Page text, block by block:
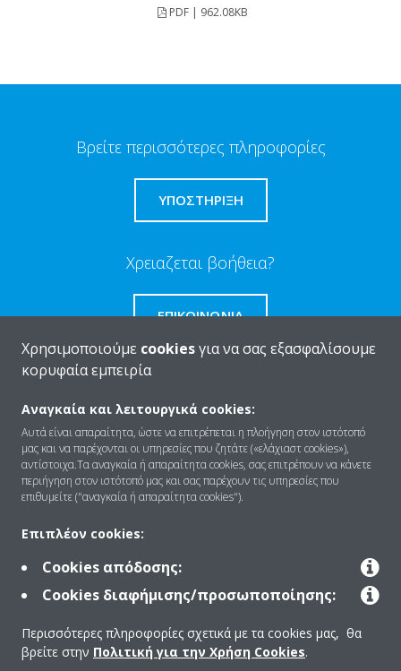
PDF | 962.08KB
Βρείτε περισσότερες πληροφορίες
ΥΠΟΣΤΗΡΙΞΗ
Χρειαζεται βοήθεια?
ΕΠΙΚΟΙΝΩΝΊΑ
Ποιοι είμαστε
Λύσεις
Επικοινωνία
Products
Χρησιμοποιούμε cookiesγια να σας εξασφαλίσουμε
κορυφαία εμπειρία
Αναγκαία και λειτουργικά cookies:
Αυτά είναι απαραίτητα, ώστε να επιτρέπεται η πλοήγηση στον ιστότοπό
μας και να παρέχονται οι υπηρεσίες που ζητάτε («ελάχιαστ cookies»),
αντίστοιχα.Τα αναγκαία ή απαραίτητα cookies, σας επιτρέπουν να κάνετε
περιήγηση στον ιστότοπό μας και σας παρέχουν τις υπηρεσίες που
επιθυμείτε ("αναγκαία ή απαραίτητα cookies").
Επιπλέον cookies:
Cookies απόδοσης:
Cookies διαφήμισης/προσωποποίησης:
Περισσότερες πληροφορίες σχετικά με τα cookies μας, θα
βρείτε στην Πολιτική για την Χρήση Cookies.